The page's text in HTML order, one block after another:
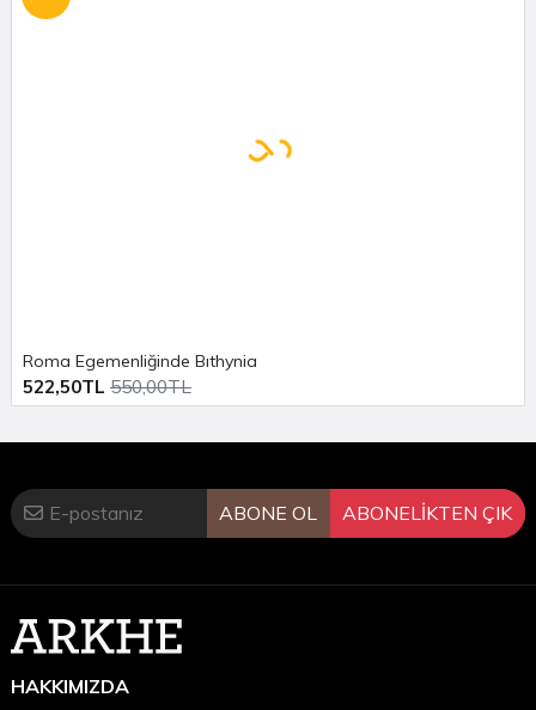
Roma Egemenliğinde Bıthynia
522,50TL 550,00TL
ABONE OL ABONELİKTEN ÇIK
HAKKIMIZDA